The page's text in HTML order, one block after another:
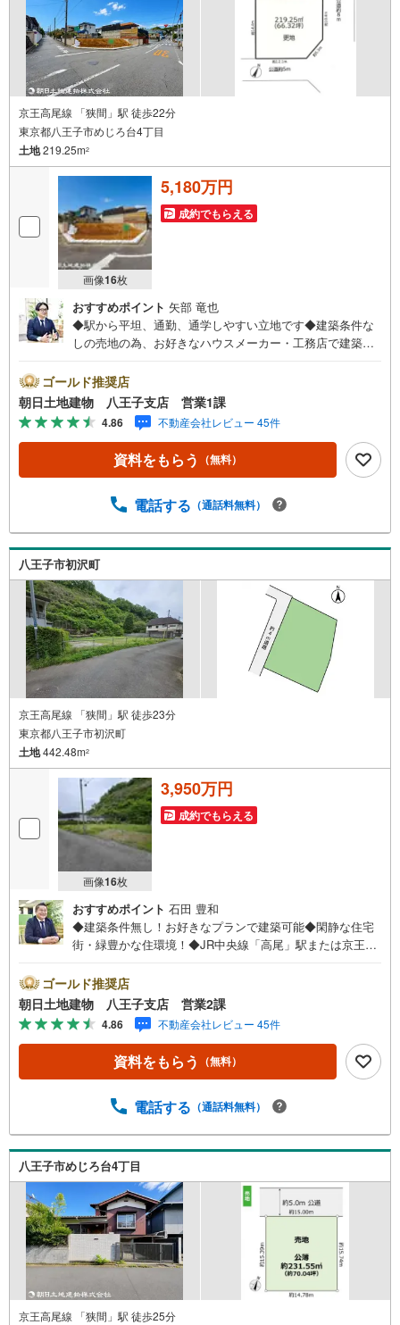
京王高尾線 「狭間」駅 徒歩22分
東京都八王子市めじろ台4丁目
土地219.25m2
画像16枚
5,180万円
成約でもらえる
おすすめポイント 矢部 竜也
◆駅から平坦、通勤、通学しやすい立地です◆建築条件な
しの売地の為、お好きなハウスメーカー・工務店で建築可
にある広々とした66坪の角地※バザール会場には、ベビー
ベッドや キッズスペースをご用意しております。 小さ
なお子様連れでも、安心してご来場ください！資料請求、
住宅ローンのご相談などお気軽にお問合せください！スタ
ッフ25名でお客様がご覧になったことのない情報を多数ご
用意しております。インターネット、チラシなどに掲載で
可能です。 担当営業へご希望をお伝えください！■ご案内
のご来社など、ご相談ください。ご希望があれば周辺環
境、お客様の希望に合わせた物件などもご案内をいたしま
す。お住まい探しは朝日土地建物（株）八王子店 営業5課
にお任せください！
ゴールド推奨店
朝日土地建物 八王子支店 営業1課
4.86 不動産会社レビュー 45件
資料をもらう （無料）
電話する （通話料無料）
八王子市初沢町
京王高尾線 「狭間」駅 徒歩23分
東京都八王子市初沢町
土地442.48m2
画像16枚
3,950万円
成約でもらえる
おすすめポイント 石田 豊和
◆建築条件無し！お好きなプランで建築可能◆閑静な住宅
街・緑豊かな住環境！◆JR中央線「高尾」駅または京王高
モール・小中学校があり子育ても安心！※バザール会場に
は、ベビーベッドや キッズスペースをご用意しておりま
す。 小さなお子様連れでも、安心してご来場ください！
資料請求、住宅ローンのご相談などお気軽にお問合せくだ
さい！スタッフ25名でお客様がご覧になったことのない情
報を多数ご用意しております。インターネット、チラシな
件もご紹介可能です。 担当営業へご希望をお伝えくださ
せ、弊社へのご来社など、ご相談ください。ご希望があれ
ば周辺環境、お客様の希望に合わせた物件などもご案内を
いたします。お住まい探しは朝日土地建物（株）八王子
店 営業1課にお任せください！
ゴールド推奨店
朝日土地建物 八王子支店 営業2課
4.86 不動産会社レビュー 45件
資料をもらう （無料）
電話する （通話料無料）
八王子市めじろ台4丁目
京王高尾線 「狭間」駅 徒歩25分